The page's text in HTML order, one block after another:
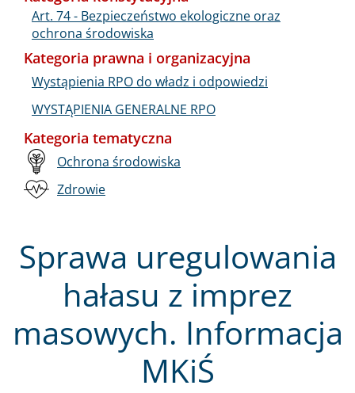
Sprawa uregulowania
hałasu z imprez
masowych. Informacja
MKiŚ
Art. 74 - Bezpieczeństwo ekologiczne oraz
ochrona środowiska
Kategoria prawna i organizacyjna
Wystąpienia RPO do władz i odpowiedzi
WYSTĄPIENIA GENERALNE RPO
Kategoria tematyczna
Ochrona środowiska
Zdrowie